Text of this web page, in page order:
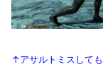
↑アサルトミスして